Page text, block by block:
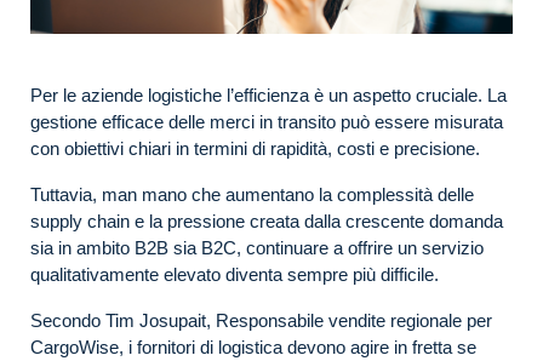
Per le aziende logistiche l’efficienza è un aspetto cruciale. La
gestione efficace delle merci in transito può essere misurata
con obiettivi chiari in termini di rapidità, costi e precisione.
Tuttavia, man mano che aumentano la complessità delle
supply chain e la pressione creata dalla crescente domanda
sia in ambito B2B sia B2C, continuare a offrire un servizio
qualitativamente elevato diventa sempre più difficile.
Secondo Tim Josupait, Responsabile vendite regionale per
CargoWise, i fornitori di logistica devono agire in fretta se